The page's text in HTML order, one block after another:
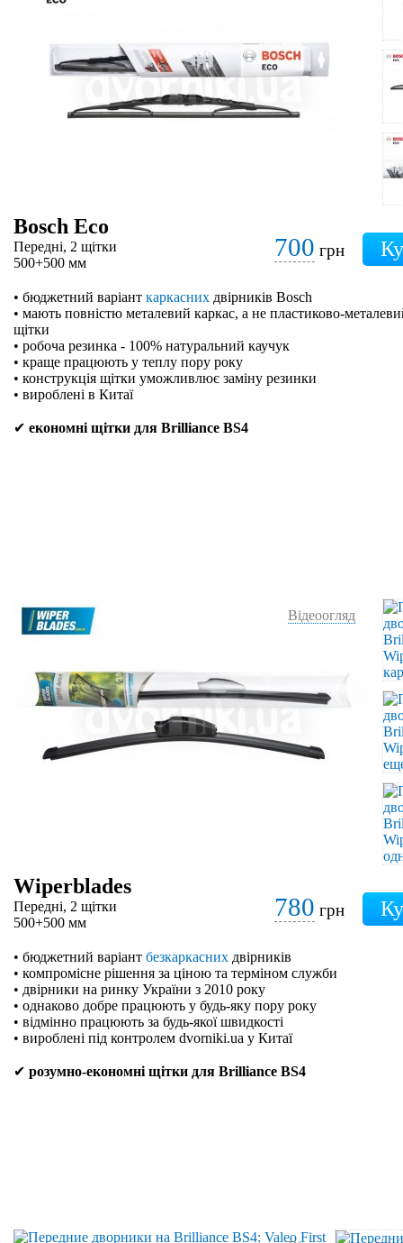
Bosch Eco
Передні, 2 щітки
500+500 мм
700 грн
• бюджетний варіант каркасних двірників Bosch
• мають повністю металевий каркас, а не пластиково-
щітки
• робоча резинка - 100% натуральний каучук
• краще працюють у теплу пору року
• конструкція щітки уможливлює заміну резинки
• вироблені в Китаї
✔ економні щітки для Brilliance BS4
Відеоогляд
Wiperblades
Передні, 2 щітки
500+500 мм
780 грн
• бюджетний варіант безкаркасних двірників
• компромісне рішення за ціною та терміном служби
• двірники на ринку України з 2010 року
• однаково добре працюють у будь-яку пору року
• відмінно працюють за будь-якої швидкості
• вироблені під контролем dvorniki.ua у Китаї
✔ розумно-економні щітки для Brilliance BS4